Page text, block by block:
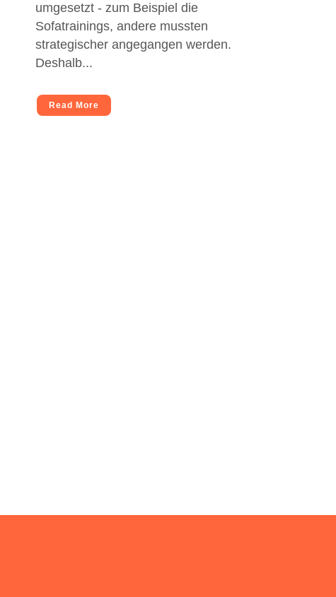
umgesetzt - zum Beispiel die
Sofatrainings, andere mussten
strategischer angegangen werden.
Deshalb...
Read More